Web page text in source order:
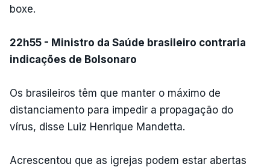
boxe.
22h55 - Ministro da Saúde brasileiro contraria
indicações de Bolsonaro
Os brasileiros têm que manter o máximo de
distanciamento para impedir a propagação do
vírus, disse Luiz Henrique Mandetta.
Acrescentou que as igrejas podem estar abertas